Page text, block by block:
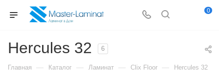
0
Hercules 32 6
Главная — Каталог — Ламинат — Clix Floor — Hercules 32